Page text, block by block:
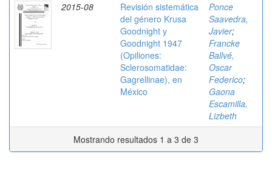
2015-08
Revisión sistemática
del género Krusa
Goodnight y
Goodnight 1947
(Opiliones:
Sclerosomatidae:
Gagrellinae), en
México
Ponce
Saavedra,
Javier;
Francke
Ballvé,
Oscar
Federico;
Gaona
Escamilla,
Lizbeth
Mostrando resultados 1 a 3 de 3